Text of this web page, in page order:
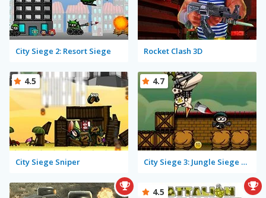
City Siege 2: Resort Siege Rocket Clash 3D
City Siege Sniper
4.5
City Siege 3: Jungle Siege Fubar Level Pack
4.7
4.5